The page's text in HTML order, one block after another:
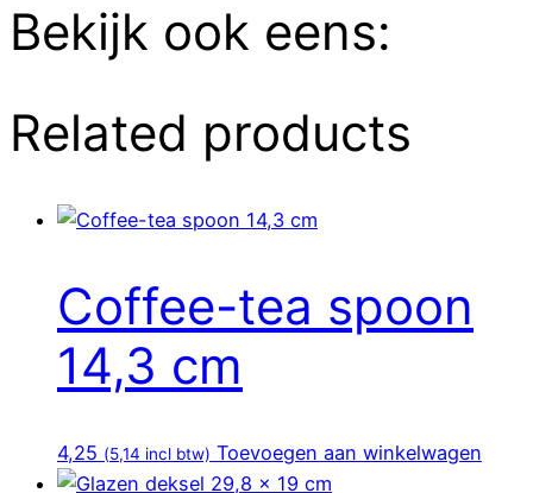
Bekijk ook eens:
Related products
Coffee-tea spoon
14,3 cm
4,25 (5,14 incl btw) Toevoegen aan winkelwagen